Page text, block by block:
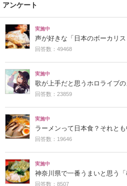
アンケート
実施中
声が好きな「日本のボーカリス
回答数：49468
実施中
歌が上手だと思うホロライブの
回答数：23859
実施中
ラーメンって日本食？それとも
回答数：19646
実施中
神奈川県で一番うまいと思う
回答数：8507